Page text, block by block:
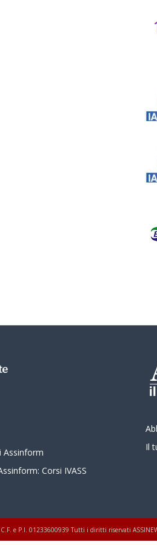
Assinform
Corsi IVASS
Il
e P.I. 01233600939 Tutti i diritti riservati